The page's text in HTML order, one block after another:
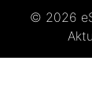
© 2026